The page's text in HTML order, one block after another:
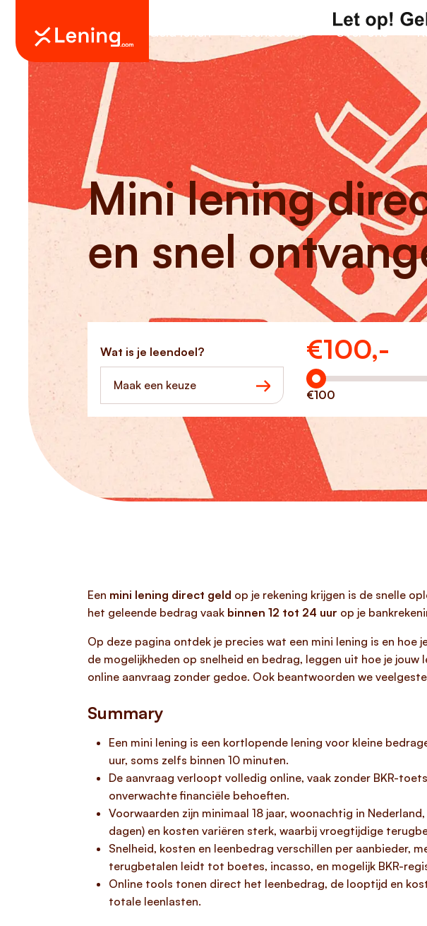
Geld lenen Leendoelen Over ons
Mini lening
en snel
Wat is je leendoel?
Maak een keuze
€100,-
Hoeveel wilt u lenen?
€100
Een mini lening direct geld op je rekening krijgen is de snelle
het geleende bedrag vaak binnen 12 tot 24 uur op je
Op deze pagina ontdek je precies wat een mini lening is en hoe
de mogelijkheden op snelheid en bedrag, leggen uit hoe je
online aanvraag zonder gedoe. Ook beantwoorden we
Summary
Een mini lening is een kortlopende lening voor kleine
uur, soms zelfs binnen 10 minuten.
De aanvraag verloopt volledig online, vaak zonder BKR-
onverwachte financiële behoeften.
Voorwaarden zijn minimaal 18 jaar, woonachtig in
dagen) en kosten variëren sterk, waarbij vroegtijdige
Snelheid, kosten en leenbedrag verschillen per aanbieder,
terugbetalen leidt tot boetes, incasso, en mogelijk BKR-
Online tools tonen direct het leenbedrag, de looptijd en
totale leenlasten.